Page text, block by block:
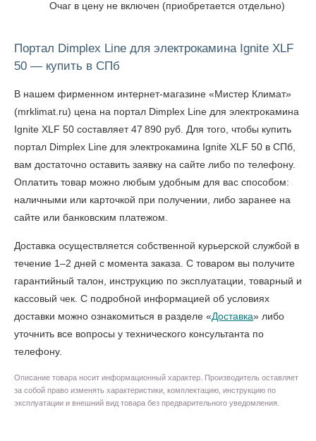
Очаг в цену не включен (приобретается отдельно)
Портал Dimplex Line для электрокамина Ignite XLF
50 — купить в СПб
В нашем фирменном интернет-магазине «Мистер Климат»
(mrklimat.ru) цена на портал Dimplex Line для электрокамина
Ignite XLF 50 составляет 47 890 руб. Для того, чтобы купить
портал Dimplex Line для электрокамина Ignite XLF 50 в СПб
вам достаточно оставить заявку на сайте либо по телефону.
Оплатить товар можно любым удобным для вас способом:
наличными или карточкой при получении, либо заранее на
сайте или банковским платежом.
Доставка осуществляется собственной курьерской службой в
течение 1–2 дней с момента заказа. С товаром вы получите
гарантийный талон, инструкцию по эксплуатации, товарный и
кассовый чек. С подробной информацией об условиях
доставки можно ознакомиться в разделе «Доставка» либо
уточнить все вопросы у технического консультанта по
телефону.
Описание товара носит информационный характер. Производитель оставляет
за собой право изменять характеристики, комплектацию, инструкцию по
эксплуатации и внешний вид товара без предварительного уведомления.